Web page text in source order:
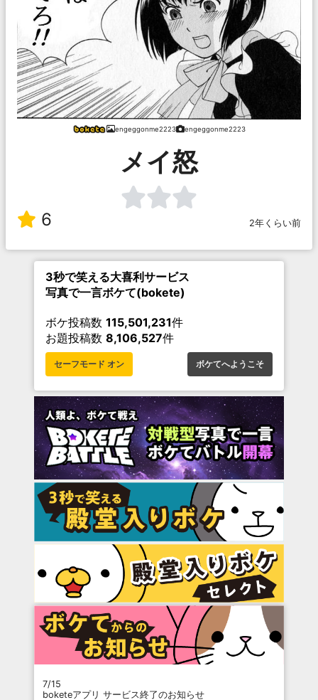
engeggonme2223 engeggonme2223
メイ怒
6 2年くらい前
3秒で笑える大喜利サービス
写真で一言ボケて(bokete)
ボケ投稿数 115,501,231件
お題投稿数 8,106,527件
セーフモード オン ボケてへようこそ
7/15
boketeアプリ サービス終了のお知らせ